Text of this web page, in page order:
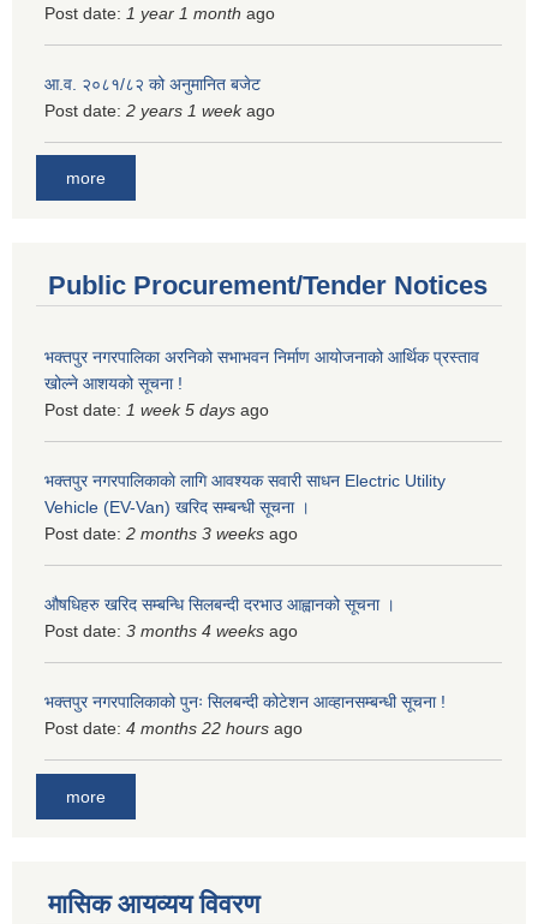
Post date: 1 year 1 month ago
आ.व. २०८१/८२ को अनुमानित बजेट
Post date: 2 years 1 weekago
more
Public Procurement/Tender Notices
भक्तपुर नगरपालिका अरनिको सभाभवन निर्माण आयोजनाको आर्थिक प्रस्ताव
खोल्ने आशयको सूचना !
Post date: 1 week 5 days ago
भक्तपुर नगरपालिकाकाे लागि आवश्यक सवारी साधन Electric Utility
Vehicle (EV-Van) खरिद सम्बन्धी सूचना ।
Post date: 2 months 3 weeks ago
औषधिहरु खरिद सम्बन्धि सिलबन्दी दरभाउ आह्वानको सूचना ।
Post date: 3 months 4 weeks ago
भक्तपुर नगरपालिकाको पुनः सिलबन्दी कोटेशन आव्हानसम्बन्धी सूचना !
Post date: 4 months 22 hours ago
more
मासिक आयव्यय विवरण